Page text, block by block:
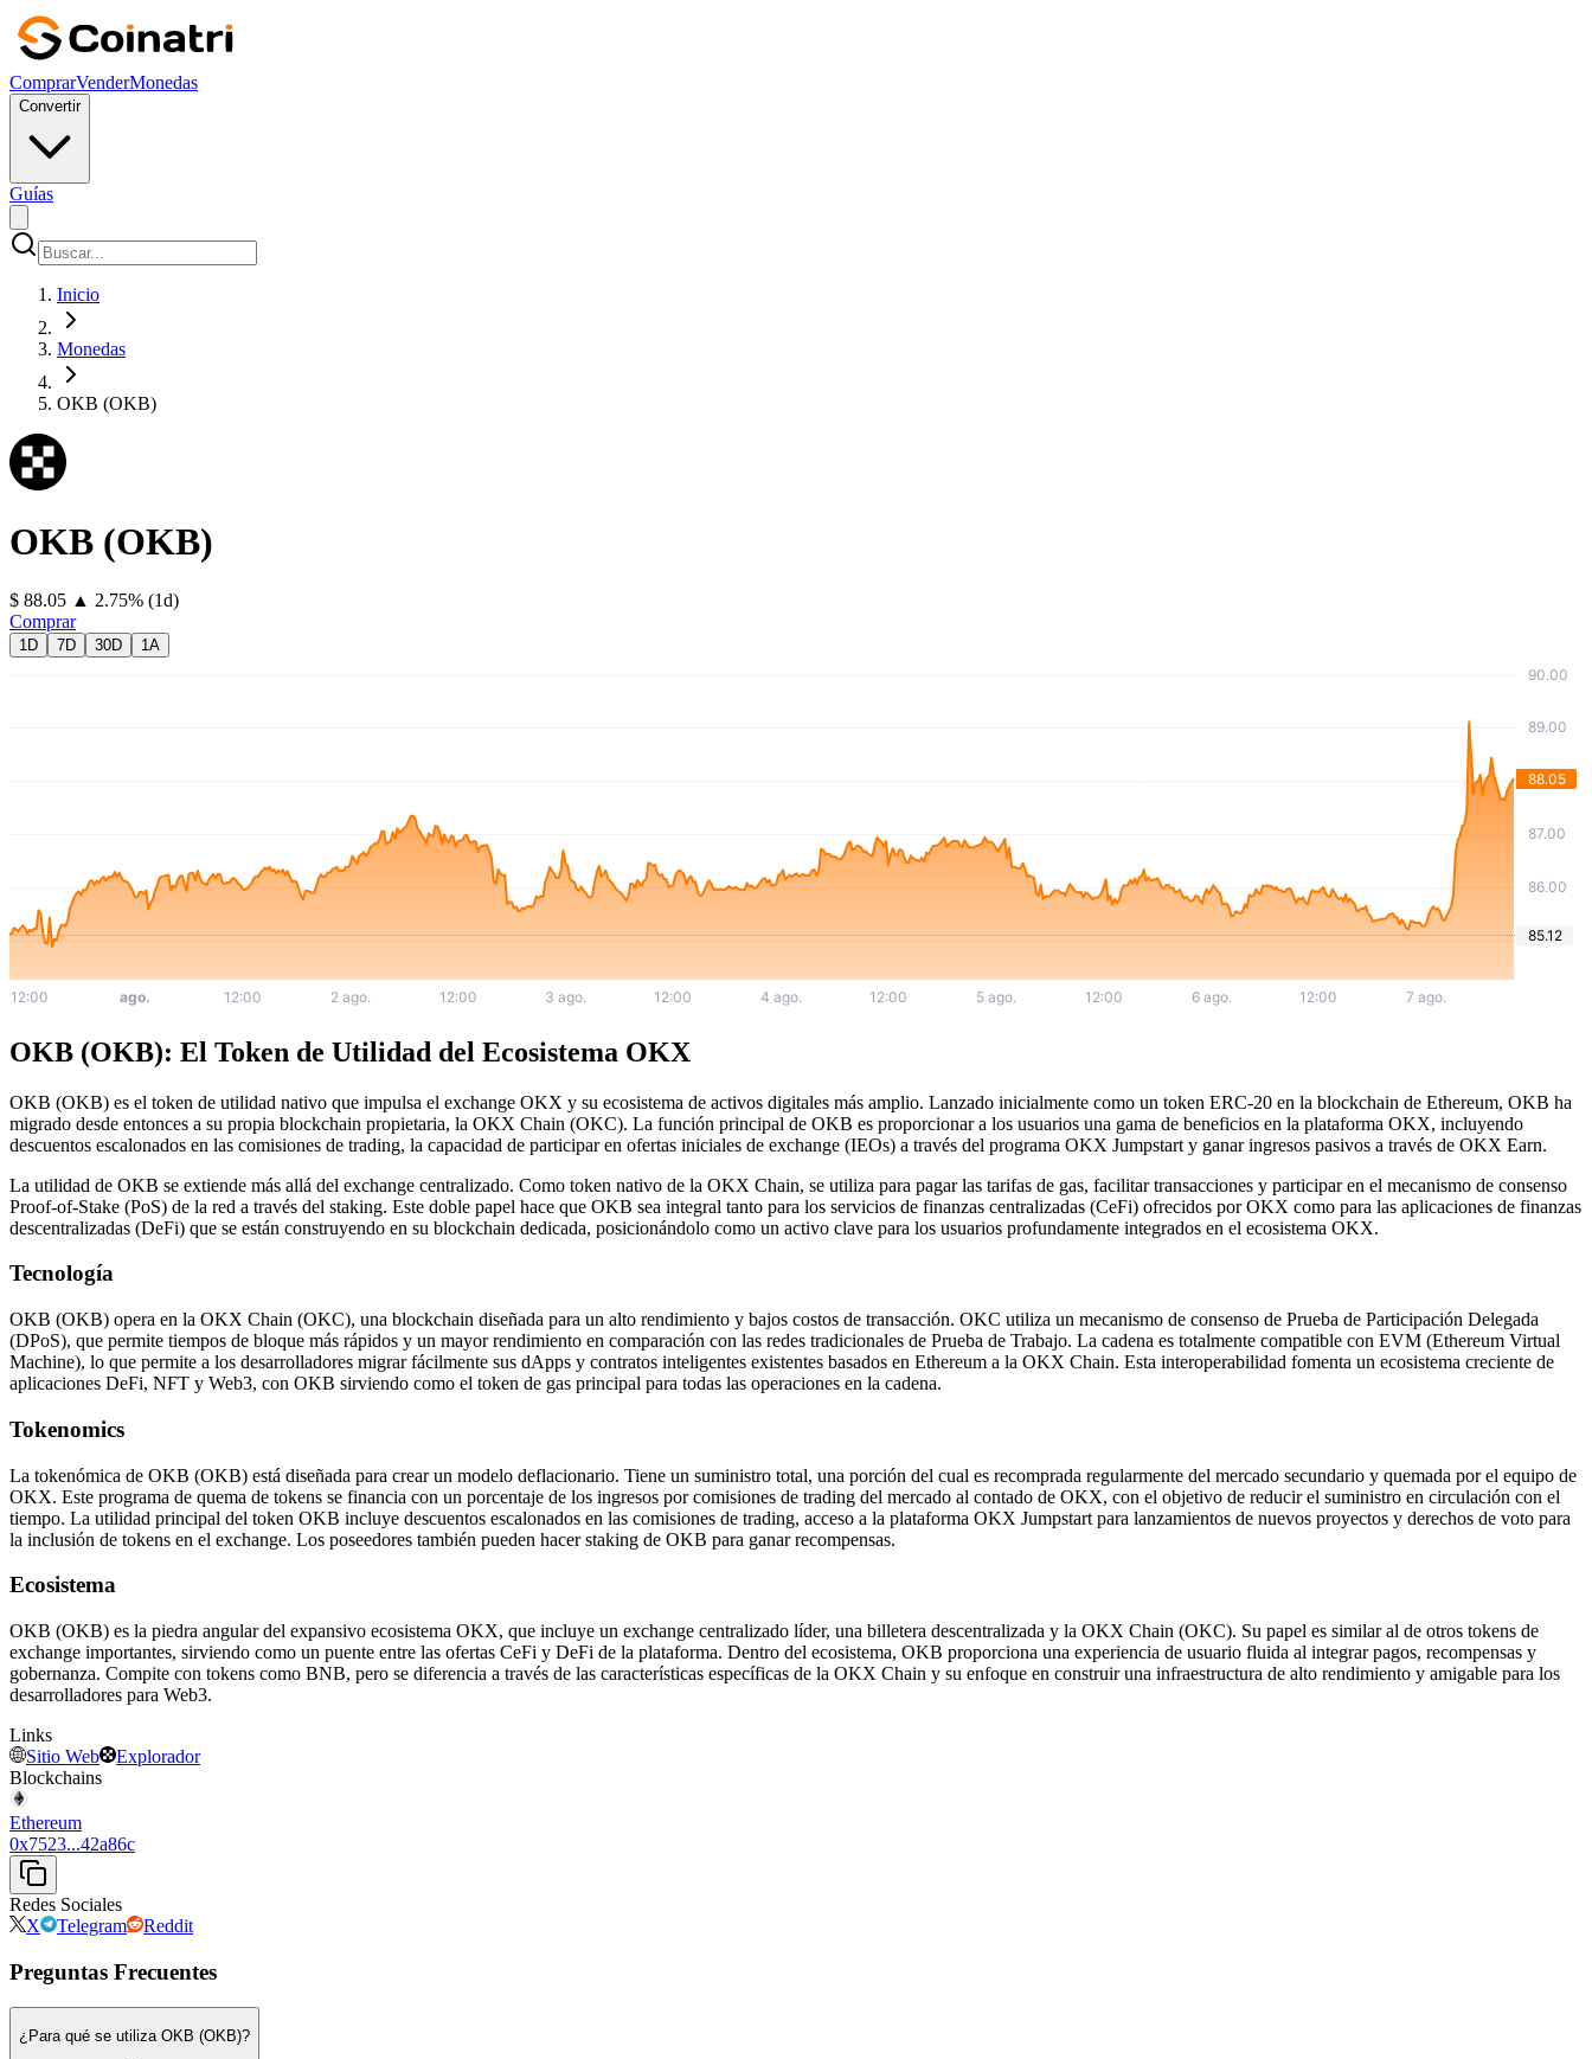
ComprarVenderMonedas
Convertir
Guías
Inicio
Monedas
OKB (OKB)
OKB (OKB)
⁦$⁩ 88.05 ▲ 2.75% (1d)
Comprar
1D 7D 30D 1A
OKB (OKB): El Token de Utilidad del Ecosistema OKX
OKB (OKB) es el token de utilidad nativo que impulsa el exchange OKX y su ecosistema de activos digitales más amplio. Lanzado inicialmente como un token ERC-20 en la blockchain de Ethereum, OKB ha
migrado desde entonces a su propia blockchain propietaria, la OKX Chain (OKC). La función principal de OKB es proporcionar a los usuarios una gama de beneficios en la plataforma OKX, incluyendo
descuentos escalonados en las comisiones de trading, la capacidad de participar en ofertas iniciales de exchange (IEOs) a través del programa OKX Jumpstart y ganar ingresos pasivos a través de OKX Earn.
La utilidad de OKB se extiende más allá del exchange centralizado. Como token nativo de la OKX Chain, se utiliza para pagar las tarifas de gas, facilitar transacciones y participar en el mecanismo de consenso
Proof-of-Stake (PoS) de la red a través del staking. Este doble papel hace que OKB sea integral tanto para los servicios de finanzas centralizadas (CeFi) ofrecidos por OKX como para las aplicaciones de finanzas
descentralizadas (DeFi) que se están construyendo en su blockchain dedicada, posicionándolo como un activo clave para los usuarios profundamente integrados en el ecosistema OKX.
Tecnología
OKB (OKB) opera en la OKX Chain (OKC), una blockchain diseñada para un alto rendimiento y bajos costos de transacción. OKC utiliza un mecanismo de consenso de Prueba de Participación Delegada
(DPoS), que permite tiempos de bloque más rápidos y un mayor rendimiento en comparación con las redes tradicionales de Prueba de Trabajo. La cadena es totalmente compatible con EVM (Ethereum Virtual
Machine), lo que permite a los desarrolladores migrar fácilmente sus dApps y contratos inteligentes existentes basados en Ethereum a la OKX Chain. Esta interoperabilidad fomenta un ecosistema creciente de
aplicaciones DeFi, NFT y Web3, con OKB sirviendo como el token de gas principal para todas las operaciones en la cadena.
Tokenomics
La tokenómica de OKB (OKB) está diseñada para crear un modelo deflacionario. Tiene un suministro total, una porción del cual es recomprada regularmente del mercado secundario y quemada por el equipo de
OKX. Este programa de quema de tokens se financia con un porcentaje de los ingresos por comisiones de trading del mercado al contado de OKX, con el objetivo de reducir el suministro en circulación con el
tiempo. La utilidad principal del token OKB incluye descuentos escalonados en las comisiones de trading, acceso a la plataforma OKX Jumpstart para lanzamientos de nuevos proyectos y derechos de voto para
la inclusión de tokens en el exchange. Los poseedores también pueden hacer staking de OKB para ganar recompensas.
Ecosistema
OKB (OKB) es la piedra angular del expansivo ecosistema OKX, que incluye un exchange centralizado líder, una billetera descentralizada y la OKX Chain (OKC). Su papel es similar al de otros tokens de
exchange importantes, sirviendo como un puente entre las ofertas CeFi y DeFi de la plataforma. Dentro del ecosistema, OKB proporciona una experiencia de usuario fluida al integrar pagos, recompensas y
gobernanza. Compite con tokens como BNB, pero se diferencia a través de las características específicas de la OKX Chain y su enfoque en construir una infraestructura de alto rendimiento y amigable para los
desarrolladores para Web3.
Links
Sitio Web
Explorador
Blockchains
Ethereum
0x7523...42a86c
Redes Sociales
X
Telegram Reddit
Preguntas Frecuentes
¿Para qué se utiliza OKB (OKB)?